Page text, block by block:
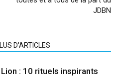
JDBN
D'ARTICLES
: 10 rituels inspirants